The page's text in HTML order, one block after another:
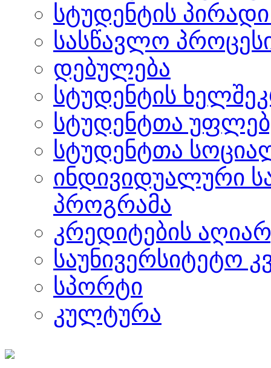
სტუდენტის
სასწავლო
დებულება
სტუდენტის
სტუდენტთა
სტუდენტთა
ინდივიდუალური
პროგრამა
კრედიტების
საუნივერსიტეტო
სპორტი
კულტურა